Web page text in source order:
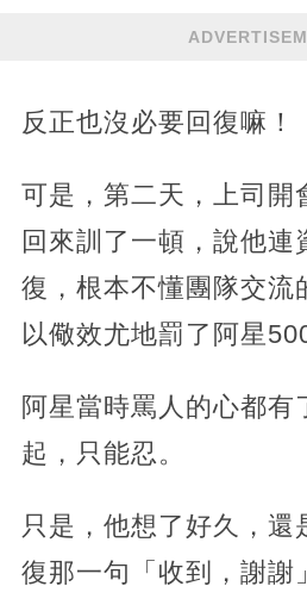
反正也沒必要回復嘛！
可是，第二天，上司開
回來訓了一頓，說他連
復，根本不懂團隊交流
以儆效尤地罰了阿星
阿星當時罵人的心都有
起，只能忍。
只是，他想了好久，還
復那一句「收到，謝謝